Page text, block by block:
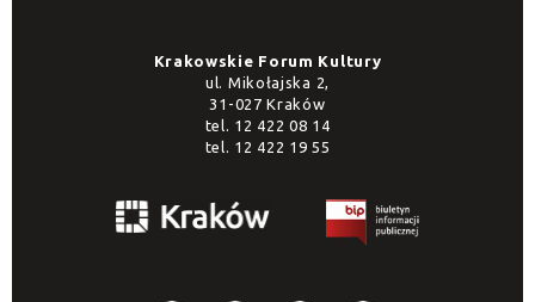
Krakowskie Forum Kultury
ul. Mikołajska 2,
31-027 Kraków
tel. 12 422 08 14
tel. 12 422 19 55